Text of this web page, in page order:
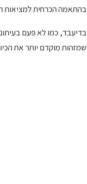
בהתאמה הכרחית למציאות
בדיעבד, כמו לא פעם
שמזהות מוקדם יותר את